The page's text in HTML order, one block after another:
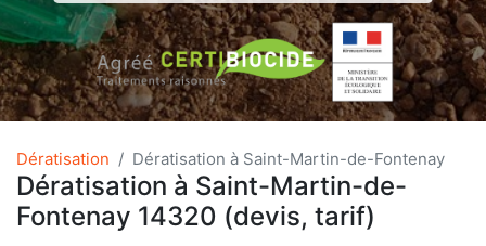
Dératisation Dératisation à Saint-Martin-de-Fontenay
Dératisation à Saint-Martin-de-
Fontenay 14320 (devis, tarif)